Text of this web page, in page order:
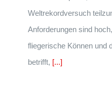
Weltrekordversuch
Anforderungen sind
fliegerische Können und
betrifft, [...]